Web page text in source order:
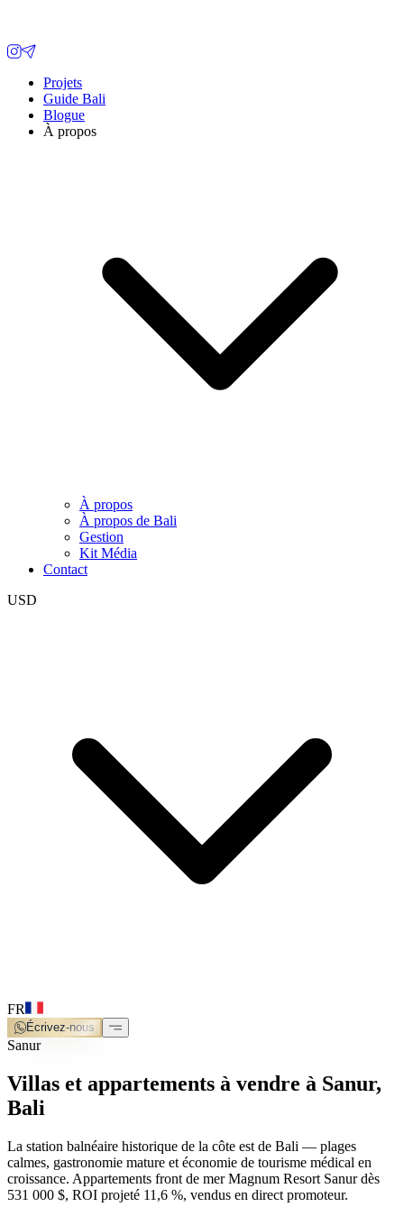
Projets
Guide Bali
Blogue
À propos
À propos
À propos de Bali
Gestion
Kit Média
Contact
USD
FR
Écrivez-nous
Sanur
Villas et appartements à vendre à Sanur,
Bali
La station balnéaire historique de la côte est de Bali — plages
calmes, gastronomie mature et économie de tourisme médical en
croissance. Appartements front de mer Magnum Resort Sanur dès
531 000 $, ROI projeté 11,6 %, vendus en direct promoteur.